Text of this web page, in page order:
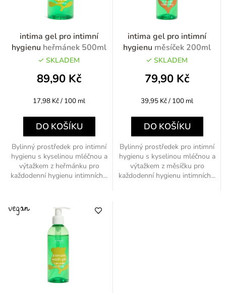
intima gel pro intimní
hygienu heřmánek 500ml
SKLADEM
89,90 Kč
Měrná
17,98 Kč / 100 ml
DO KOŠÍKU
Bylinný prostředek pro intimní
hygienu s kyselinou mléčnou a
výtažkem z heřmánku pro
každodenní hygienu intimních...
intima gel pro intimní
hygienu měsíček 200ml
SKLADEM
79,90 Kč
Měrná
39,95 Kč / 100 ml
DO KOŠÍKU
Bylinný prostředek pro intimní
hygienu s kyselinou mléčnou a
výtažkem z měsíčku pro
každodenní hygienu intimních...